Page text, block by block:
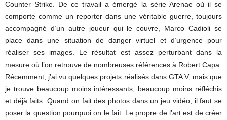
Counter Strike. De ce travail a émergé la série Arenae où il se
comporte comme un reporter dans une véritable guerre, toujours
accompagné d’un autre joueur qui le couvre, Marco Cadioli se
place dans une situation de danger virtuel et d’urgence pour
réaliser ses images. Le résultat est assez perturbant dans la
mesure où l’on retrouve de nombreuses références à Robert Capa.
Récemment, j’ai vu quelques projets réalisés dans GTA V, mais que
je trouve beaucoup moins intéressants, beaucoup moins réfléchis
et déjà faits. Quand on fait des photos dans un jeu vidéo, il faut se
poser la question pourquoi on le fait. Le propre de l’art est de créer